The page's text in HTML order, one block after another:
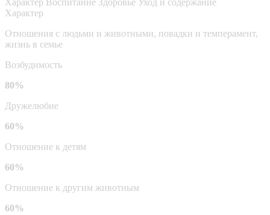
Характер
Отношения с людьми и животными, повадки и темперамент,
жизнь в семье
Возбудимость
80%
Дружелюбие
60%
Отношение к детям
60%
Отношение к другим животным
60%